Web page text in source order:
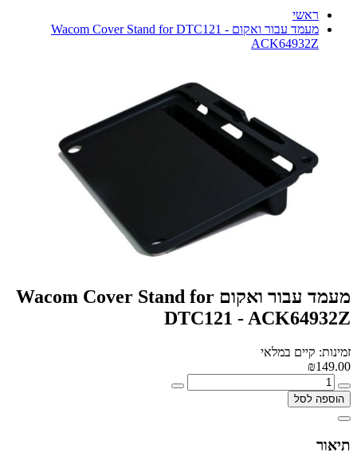
ראשי
מעמד עבור ואקום Wacom Cover Stand for DTC121 -
ACK64932Z
מעמד עבור ואקום Wacom Cover Stand for
DTC121 - ACK64932Z
זמינות: קיים במלאי
₪149.00
הוספה לסל
תיאור